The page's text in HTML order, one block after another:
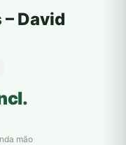
David
mão